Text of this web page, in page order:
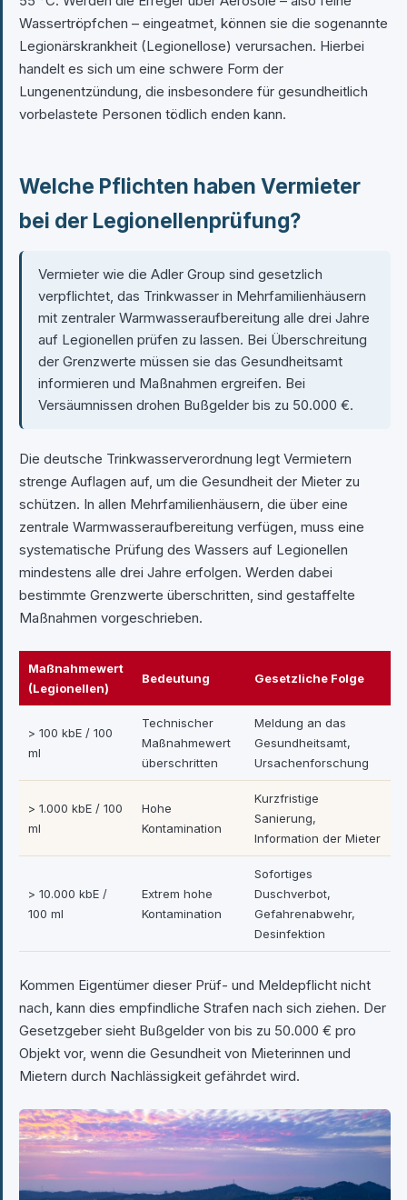
Wassertröpfchen – eingeatmet, können sie die sogenannte
Legionärskrankheit (Legionellose) verursachen. Hierbei
handelt es sich um eine schwere Form der
Lungenentzündung, die insbesondere für gesundheitlich
vorbelastete Personen tödlich enden kann.
Welche Pflichten haben Vermieter
bei der Legionellenprüfung?
Vermieter wie die Adler Group sind gesetzlich
verpflichtet, das Trinkwasser in Mehrfamilienhäusern
mit zentraler Warmwasseraufbereitung alle drei Jahre
auf Legionellen prüfen zu lassen. Bei Überschreitung
der Grenzwerte müssen sie das Gesundheitsamt
informieren und Maßnahmen ergreifen. Bei
Versäumnissen drohen Bußgelder bis zu 50.000 €.
Die deutsche Trinkwasserverordnung legt Vermietern
strenge Auflagen auf, um die Gesundheit der Mieter zu
schützen. In allen Mehrfamilienhäusern, die über eine
zentrale Warmwasseraufbereitung verfügen, muss eine
systematische Prüfung des Wassers auf Legionellen
mindestens alle drei Jahre erfolgen. Werden dabei
bestimmte Grenzwerte überschritten, sind gestaffelte
Maßnahmen vorgeschrieben.
Maßnahmewert
(Legionellen)
Bedeutung Gesetzliche Folge
> 100 kbE / 100
ml
Technischer
Maßnahmewert
überschritten
Meldung an das
Gesundheitsamt,
Ursachenforschung
> 1.000 kbE / 100
ml
Hohe
Kontamination
Kurzfristige
Sanierung,
Information der Mieter
> 10.000 kbE /
100 ml
Extrem hohe
Kontamination
Sofortiges
Duschverbot,
Gefahrenabwehr,
Desinfektion
Kommen Eigentümer dieser Prüf- und Meldepflicht nicht
nach, kann dies empfindliche Strafen nach sich ziehen. Der
Gesetzgeber sieht Bußgelder von bis zu 50.000 € pro
Objekt vor, wenn die Gesundheit von Mieterinnen und
Mietern durch Nachlässigkeit gefährdet wird.